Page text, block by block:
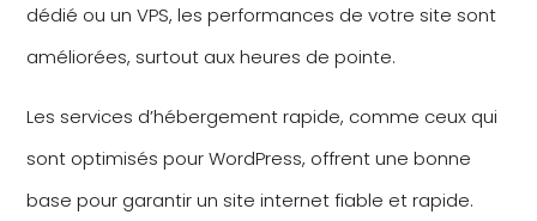
dédié ou un VPS, les performances de votre site sont
améliorées, surtout aux heures de pointe.
Les services d’hébergement rapide, comme ceux qui
sont optimisés pour WordPress, offrent une bonne
base pour garantir un site internet fiable et rapide.